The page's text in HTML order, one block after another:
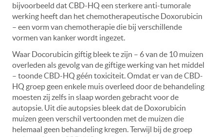
bijvoorbeeld dat CBD-HQ een sterkere anti-tumorale
werking heeft dan het chemotherapeutische Doxorubicin
– een vorm van chemotherapie die bij verschillende
vormen van kanker wordt ingezet.
Waar Docorubicin giftig bleek te zijn – 6 van de 10 muizen
overleden als gevolg van de giftige werking van het middel
– toonde CBD-HQ géén toxiciteit. Omdat er van de CBD-
HQ groep geen enkele muis overleed door de behandeling
moesten zij zelfs in slaap worden gebracht voor de
autopsie. Uit die autopsies bleek dat de Doxorubicin
muizen geen verschil vertoonden met de muizen die
helemaal geen behandeling kregen. Terwijl bij de groep